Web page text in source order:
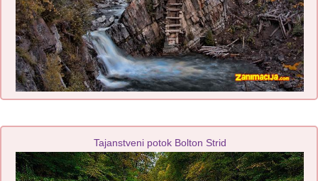
Tajanstveni potok Bolton Strid